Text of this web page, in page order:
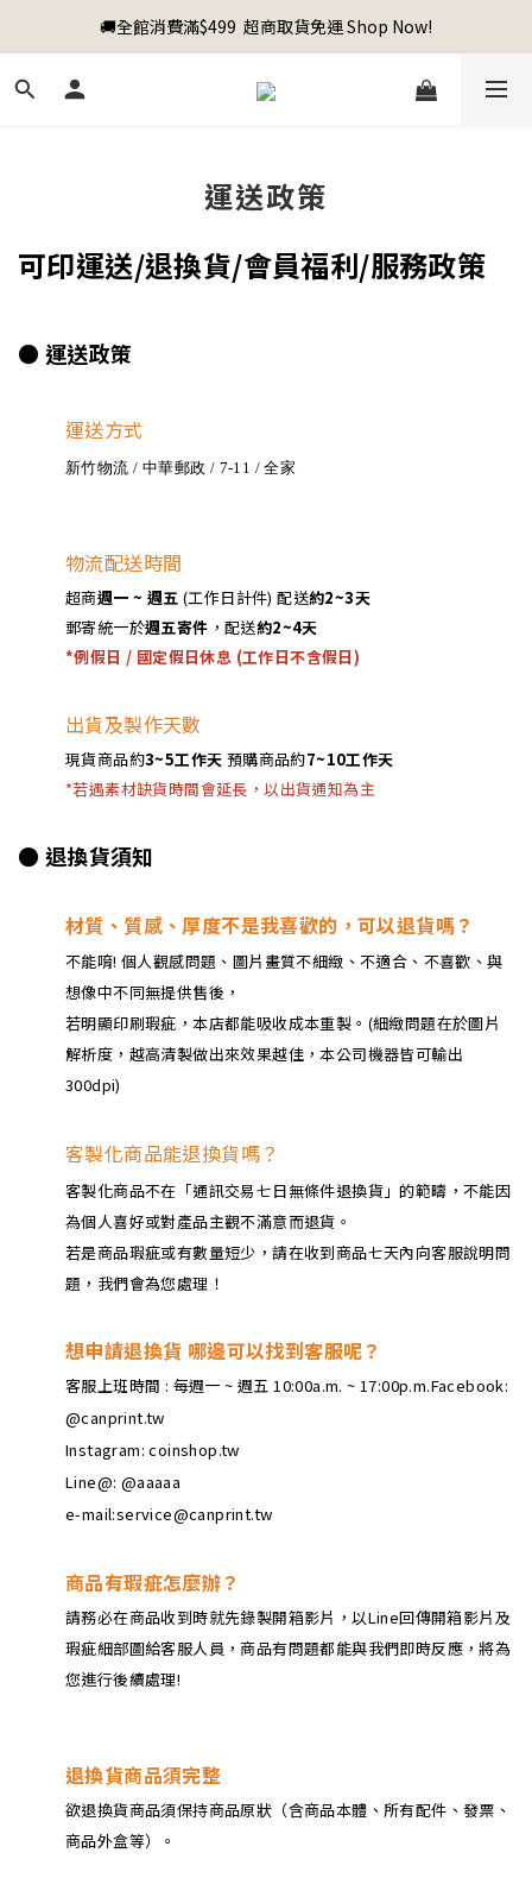
🚚全館消費滿$499  超商取貨免運 Shop Now!
運送政策
可印運送/退換貨/會員福利/服務政策
● 運送政策
運送方式
新竹物流 / 中華郵政 / 7-11 / 全家
物流配送時間
超商週一 ~ 週五 (工作日計件)配送約2~3天
郵寄統一於週五寄件 ，配送約2~4天
*例假日 / 國定假日休息 (工作日不含假日)
出貨及製作天數
現貨商品約3~5工作天 預購商品約7~10工作天
*若遇素材缺貨時間會延長，以出貨通知為主
● 退換貨須知
材質、質感、厚度不是我喜歡的，可以退貨嗎？
不能唷! 個人觀感問題、圖片畫質不細緻、不適合、不喜歡、與
想像中不同無提供售後，
若明顯印刷瑕疵，本店都能吸收成本重製。(細緻問題在於圖片
解析度，越高清製做出來效果越佳，本公司機器皆可輸出
300dpi)
客製化商品能退換貨嗎？
客製化商品不在「通訊交易七日無條件退換貨」的範疇，不能因
為個人喜好或對產品主觀不滿意而退貨。
若是商品瑕疵或有數量短少，請在收到商品七天內向客服說明問
題，我們會為您處理！
想申請退換貨 哪邊可以找到客服呢？
客服上班時間 : 每週一 ~ 週五 10:00a.m. ~ 17:00p.m.Facebook:
@canprint.tw
Instagram: coinshop.tw
Line@: @aaaaa
e-mail:service@canprint.tw
商品有瑕疵怎麼辦？
請務必在商品收到時就先錄製開箱影片，以Line回傳開箱影片及
瑕疵細部圖給客服人員，商品有問題都能與我們即時反應，將為
您進行後續處理!
退換貨商品須完整
欲退換貨商品須保持商品原狀（含商品本體、所有配件、發票、
商品外盒等）。